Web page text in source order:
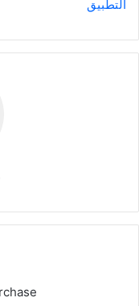
التطبيق